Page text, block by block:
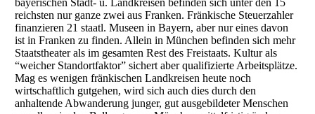
bayerischen Stadt- u. Landkreisen befinden sich unter den 15
reichsten nur ganze zwei aus Franken. Fränkische Steuerzahler
finanzieren 21 staatl. Museen in Bayern, aber nur eines davon
ist in Franken zu finden. Allein in München befinden sich mehr
Staatstheater als im gesamten Rest des Freistaats. Kultur als
“weicher Standortfaktor” sichert aber qualifizierte Arbeitsplätze.
Mag es wenigen fränkischen Landkreisen heute noch
wirtschaftlich gutgehen, wird sich auch dies durch den
anhaltende Abwanderung junger, gut ausgebildeter Menschen